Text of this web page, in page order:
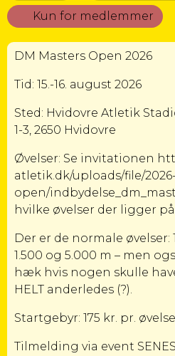
Kun for medlemmer
DM Masters Open 2026
Tid: 15.-16. august 2026
Sted: Hvidovre Atletik
1-3, 2650 Hvidovre
Øvelser: Se invitationen
atletik.dk/uploads/file/
open/
hvilke øvelser der ligger
Der er de normale øvelser:
1.500 og 5.000 m – men
hæk hvis nogen skulle
HELT anderledes (?).
Startgebyr: 175 kr. pr.
Tilmelding via event